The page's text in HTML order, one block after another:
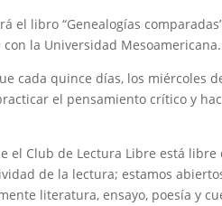
el libro “Genealogías
la Universidad Mesoamericana.
cada quince días, los miércoles
el pensamiento crítico y
el Club de Lectura Libre está
de la lectura; estamos
literatura, ensayo, poesía y